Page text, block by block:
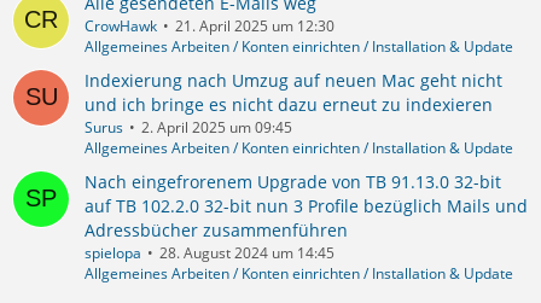
CrowHawk
21. April 2025 um 12:30
Allgemeines Arbeiten / Konten einrichten / Installation & Update
Indexierung nach Umzug auf neuen Mac geht nicht
und ich bringe es nicht dazu erneut zu indexieren
Surus
2. April 2025 um 09:45
Allgemeines Arbeiten / Konten einrichten / Installation & Update
Nach eingefrorenem Upgrade von TB 91.13.0 32-bit
auf TB 102.2.0 32-bit nun 3 Profile bezüglich Mails und
Adressbücher zusammenführen
spielopa
28. August 2024 um 14:45
Allgemeines Arbeiten / Konten einrichten / Installation & Update